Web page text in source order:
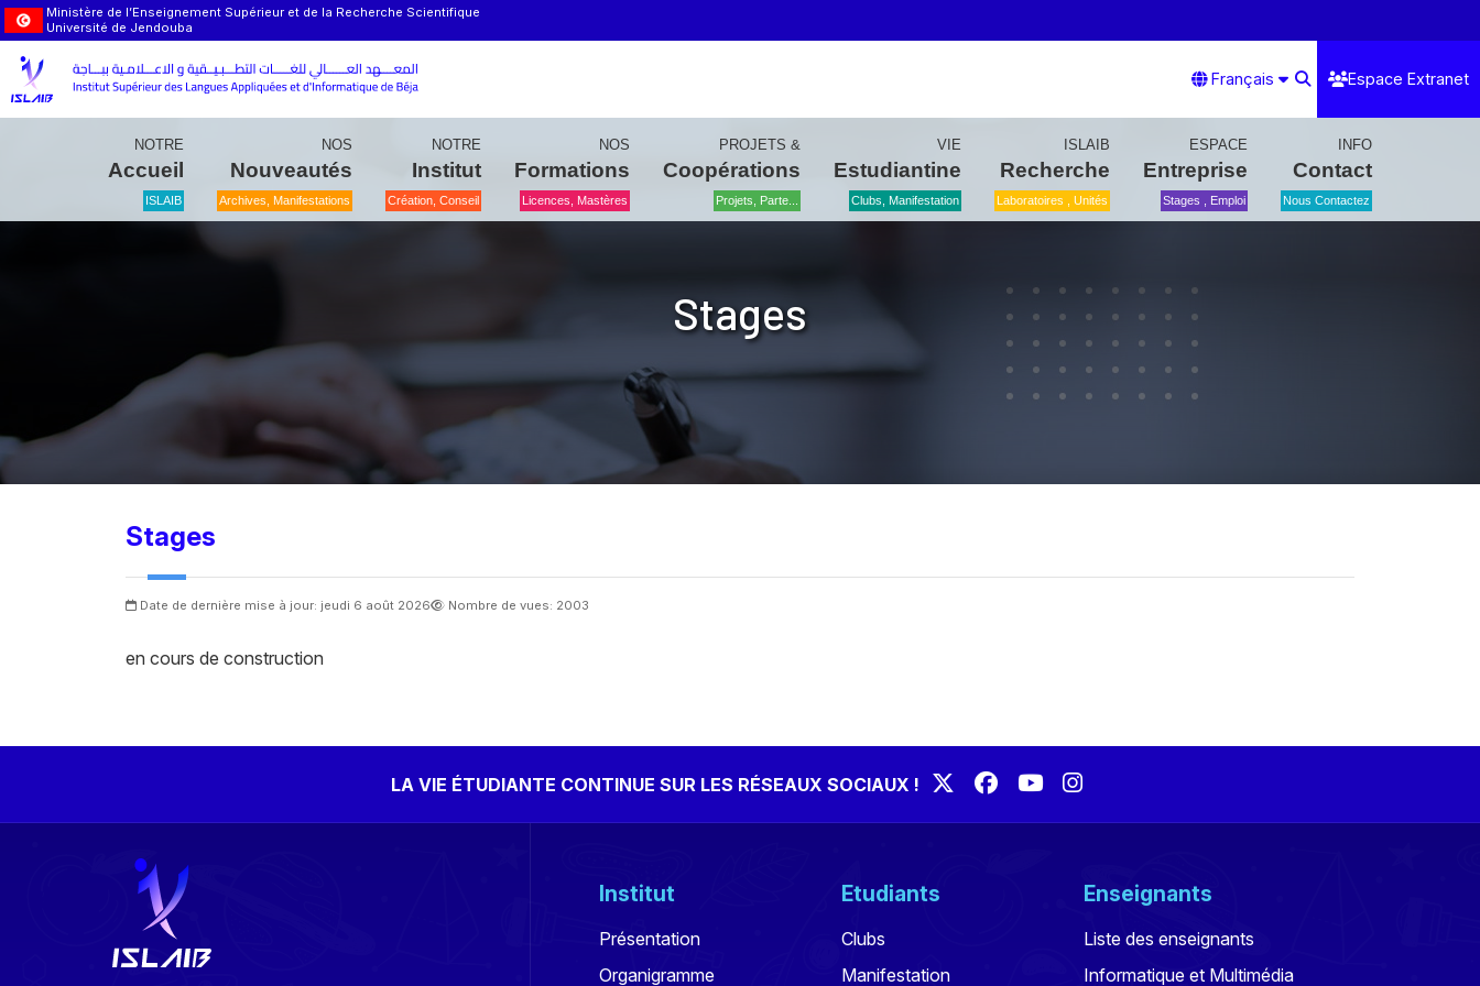
Ministère de l’Enseignement Supérieur et de la Recherche Scientifique
Université de Jendouba
Français Espace Extranet
NOTRE
Accueil
ISLAIB
NOS
Nouveautés
Archives, Manifestations
NOTRE
Institut
Création, Conseil
NOS
Formations
Licences, Mastères
PROJETS &
Coopérations
Projets, Parte...
VIE
Estudiantine
Clubs, Manifestation
ISLAIB
Recherche
Laboratoires , Unités
ESPACE
Entreprise
Stages , Emploi
INFO
Contact
Nous Contactez
Stages
Stages
Date de dernière mise à jour: jeudi 6 août 2026 Nombre de vues: 2003
en cours de construction
LA VIE ÉTUDIANTE CONTINUE SUR LES RÉSEAUX SOCIAUX !
Institut
Présentation
Organigramme
Etudiants
Clubs
Manifestation
Enseignants
Liste des enseignants
Informatique et Multimédia